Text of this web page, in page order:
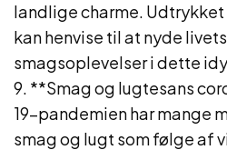
landlige charme.
kan henvise til at nyde
smagsoplevelser i dette
9. **Smag og lugtesans
19-pandemien har mange
smag og lugt som følge af